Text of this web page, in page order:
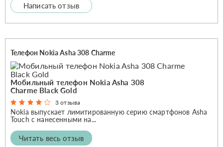
Написать отзыв
Телефон Nokia Asha 308 Charme
Мобильный телефон Nokia Asha 308
Charme Black Gold
3 отзыва
Nokia выпускает лимитированную серию смартфонов Asha
Touch с нанесенными на...
Читать весь отзыв